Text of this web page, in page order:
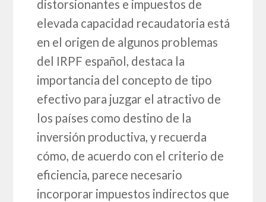
distorsionantes e impuestos de
elevada capacidad recaudatoria está
en el origen de algunos problemas
del IRPF español, destaca la
importancia del concepto de tipo
efectivo para juzgar el atractivo de
los países como destino de la
inversión productiva, y recuerda
cómo, de acuerdo con el criterio de
eficiencia, parece necesario
incorporar impuestos indirectos que